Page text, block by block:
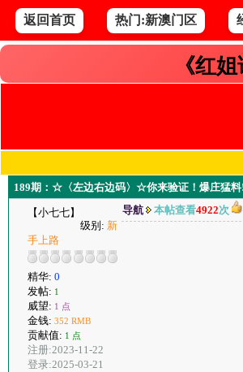
返回首页 热门:新澳门区
《红
189期：☆〈左边右边码〉☆你来验证！爆庄猛料!
【小七七】
级别: 新
手上路
精华: 0
发帖: 1
威望: 1 点
金钱: 352 RMB
贡献值: 1 点
注册:2023-11-22
登录:2025-03-21
导航 本帖查看4922次